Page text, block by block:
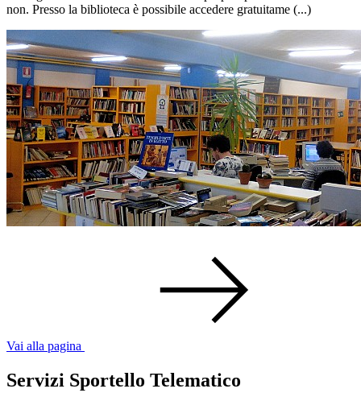
non. Presso la biblioteca è possibile accedere gratuitame (...)
Vai alla pagina
Servizi Sportello Telematico